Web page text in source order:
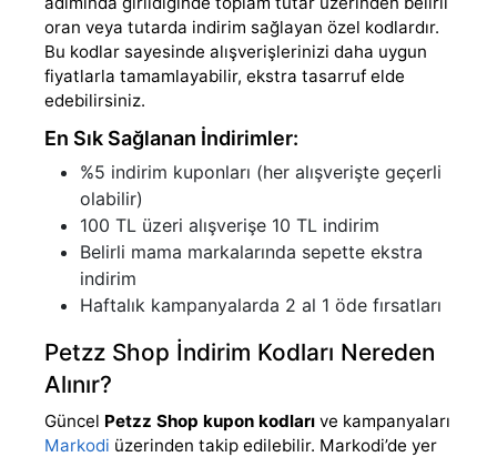
oran veya tutarda indirim sağlayan özel kodlardır.
Bu kodlar sayesinde alışverişlerinizi daha uygun
fiyatlarla tamamlayabilir, ekstra tasarruf elde
edebilirsiniz.
En Sık Sağlanan İndirimler:
%5 indirim kuponları (her alışverişte geçerli
olabilir)
100 TL üzeri alışverişe 10 TL indirim
Belirli mama markalarında sepette ekstra
indirim
Haftalık kampanyalarda 2 al 1 öde fırsatları
Petzz Shop İndirim Kodları Nereden
Alınır?
Güncel Petzz Shop kupon kodları ve kampanyaları
Markodi üzerinden takip edilebilir. Markodi’de yer